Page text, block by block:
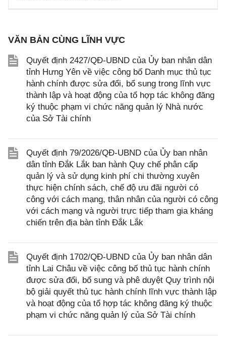
VĂN BẢN CÙNG LĨNH VỰC
Quyết định 2427/QĐ-UBND của Ủy ban nhân dân
tỉnh Hưng Yên về việc công bố Danh mục thủ tục
hành chính được sửa đổi, bổ sung trong lĩnh vực
thành lập và hoạt động của tổ hợp tác không đăng
ký thuộc phạm vi chức năng quản lý Nhà nước
của Sở Tài chính
Quyết định 79/2026/QĐ-UBND của Ủy ban nhân
dân tỉnh Đắk Lắk ban hành Quy chế phân cấp
quản lý và sử dụng kinh phí chi thường xuyên
thực hiện chính sách, chế độ ưu đãi người có
công với cách mạng, thân nhân của người có công
với cách mạng và người trực tiếp tham gia kháng
chiến trên địa bàn tỉnh Đắk Lắk
Quyết định 1702/QĐ-UBND của Ủy ban nhân dân
tỉnh Lai Châu về việc công bố thủ tục hành chính
được sửa đổi, bổ sung và phê duyệt Quy trình nội
bộ giải quyết thủ tục hành chính lĩnh vực thành lập
và hoạt động của tổ hợp tác không đăng ký thuộc
phạm vi chức năng quản lý của Sở Tài chính